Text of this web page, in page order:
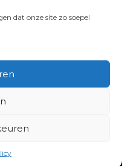
dat onze site zo soepel